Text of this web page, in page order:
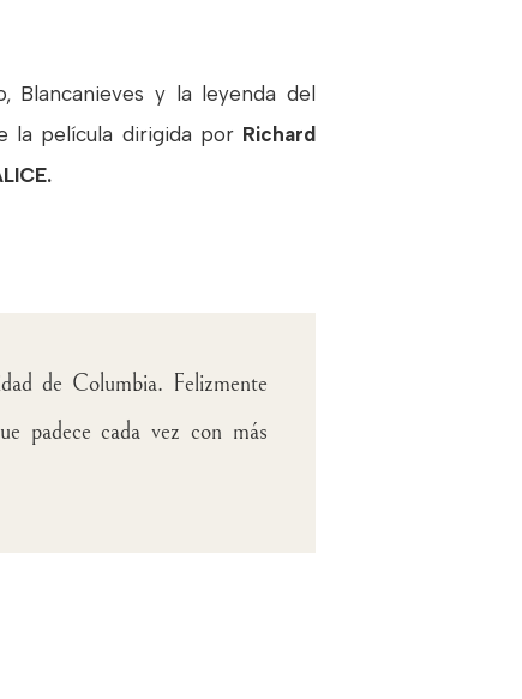
Blancanieves y la leyenda del
la película dirigida por Richard
de Columbia. Felizmente
padece cada vez con más